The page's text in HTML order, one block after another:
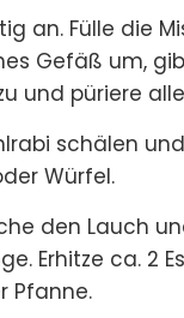
an. Fülle die
Gefäß um,
und püriere
schälen
Würfel.
den Lauch
Erhitze ca. 2
Pfanne.